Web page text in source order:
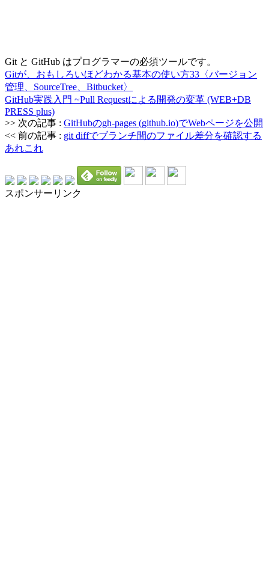
Git と GitHub はプログラマーの必須ツールです。
Gitが、おもしろいほどわかる基本の使い方33〈バージョン
管理、SourceTree、Bitbucket〉
GitHub実践入門 ~Pull Requestによる開発の変革 (WEB+DB
PRESS plus)
>> 次の記事 : GitHubのgh-pages (github.io)でWebページを公開
<< 前の記事 : git diffでブランチ間のファイル差分を確認する
あれこれ
スポンサーリンク